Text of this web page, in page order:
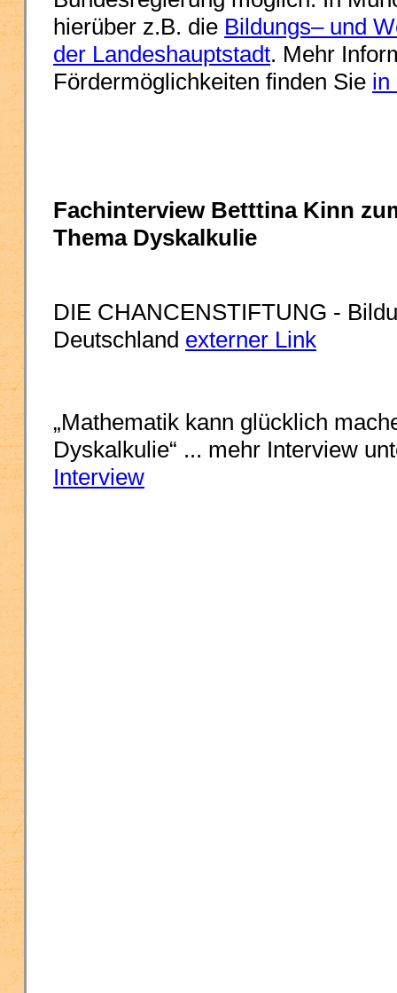
hierüber z.B. die Bildungs– und
der Landeshauptstadt. Mehr
Fördermöglichkeiten finden Sie in
Fachinterview Betttina Kinn
Thema Dyskalkulie
DIE CHANCENSTIFTUNG -
Deutschland externer Link
„Mathematik kann glücklich
Dyskalkulie“ ... mehr Interview
Interview